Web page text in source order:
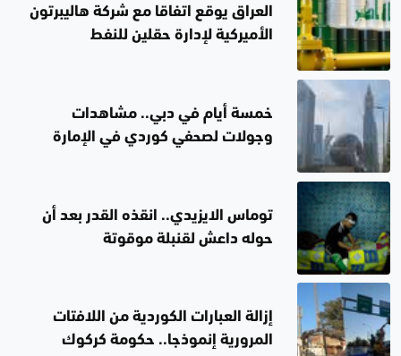
العراق يوقع اتفاقا مع شركة هاليبرتون
الأميركية لإدارة حقلين للنفط
خمسة أيام في دبي.. مشاهدات
وجولات لصحفي كوردي في الإمارة
توماس الايزيدي.. انقذه القدر بعد أن
حوله داعش لقنبلة موقوتة
إزالة العبارات الكوردية من اللافتات
المرورية إنموذجا.. حكومة كركوك